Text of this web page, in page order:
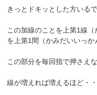
きっとドキッとした方いるで
この加線のことを上第1線
を上第1間（かみだいいっか
この部分を毎回指で押さえ
線が増えれば増えるほど・